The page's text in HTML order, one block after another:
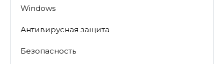
Windows
Антивирусная защита
Безопасность